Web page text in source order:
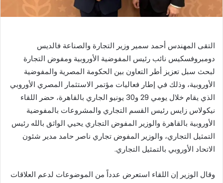
التقى المهندس أحمد سمير وزير التجارة والصناعة فالديس
دومبروفسكيس نائب رئيس المفوضية الأوروبية ومفوض التجارة
لبحث سبل تعزيز أطر التعاون بين الحكومة المصرية والمفوضية
الأوروبية، وذلك في إطار فعاليات مؤتمر الاستثمار المصري الأوروبي
الذي يقام خلال يومي 29 و30 يونيو الجاري بالقاهرة، حضر اللقاء
نيكولاس زايس رئيس القسم التجاري والمشروعات بالمفوضية
الأوروبية بالقاهرة والوزير المفوض التجاري يحيي الواثق بالله رئيس
التمثيل التجاري، والوزير المفوض تجاري ناصر حامد مدير شئون
الاتحاد الأوروبي بالتمثيل التجاري.
وقال الوزير إن اللقاء استعرض عدداً من الموضوعات لدعم العلاقات